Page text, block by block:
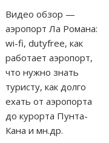
Видео обзор —
аэропорт Ла Романа:
wi-fi, dutyfree, как
работает аэропорт,
что нужно знать
туристу, как долго
ехать от аэропорта
до курорта Пунта-
Кана и мн.др.